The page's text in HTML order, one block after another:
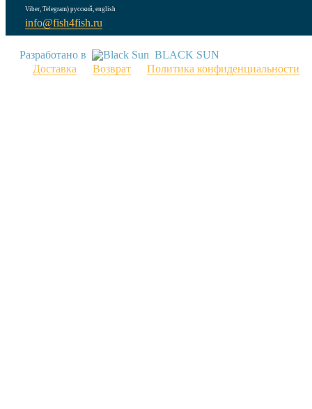
Viber, Telegram) русский, english
info@fish4fish.ru
Разработано в
BLACK SUN
Доставка
Возврат Политика конфиденциальности